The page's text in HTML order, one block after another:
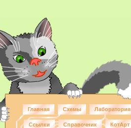
Главная Схемы Лаборатория
Ссылки Справочник КотАрт